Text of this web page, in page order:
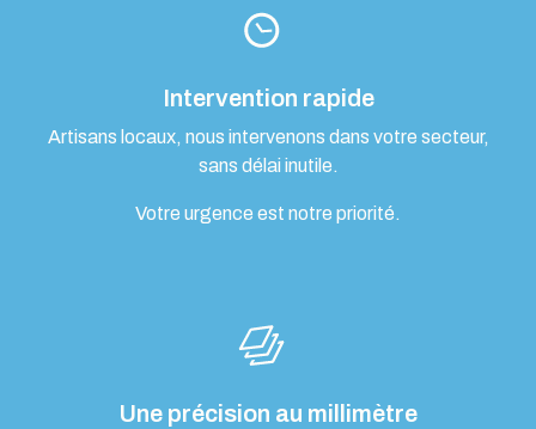
Intervention rapide
Artisans locaux, nous intervenons dans votre secteur,
sans délai inutile.
Votre urgence est notre priorité.
Une précision au millimètre